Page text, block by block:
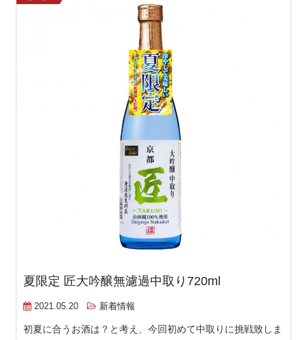
夏限定 匠大吟醸無濾過中取り720ml
2021.05.20 新着情報
初夏に合うお酒は？と考え、今回初めて中取りに挑戦致しま